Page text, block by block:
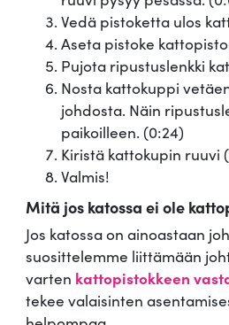
Vedä pistoketta ulos
Aseta pistoke
Pujota ripustuslenkki
Nosta kattokuppi
johdosta. Näin
paikoilleen. (0:24)
Kiristä kattokupin ruuvi
Valmis!
Mitä jos katossa ei ole
Jos katossa on ainoastaan
suosittelemme liittämään
varten kattopistokkeen
tekee valaisinten